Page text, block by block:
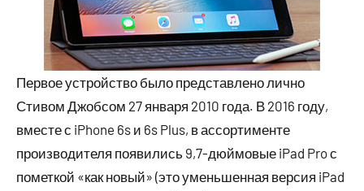
Первое устройство было представлено лично
Стивом Джобсом 27 января 2010 года. В 2016 году,
вместе с iPhone 6s и 6s Plus, в ассортименте
производителя появились 9,7-дюймовые iPad Pro с
пометкой «как новый» (это уменьшенная версия iPad